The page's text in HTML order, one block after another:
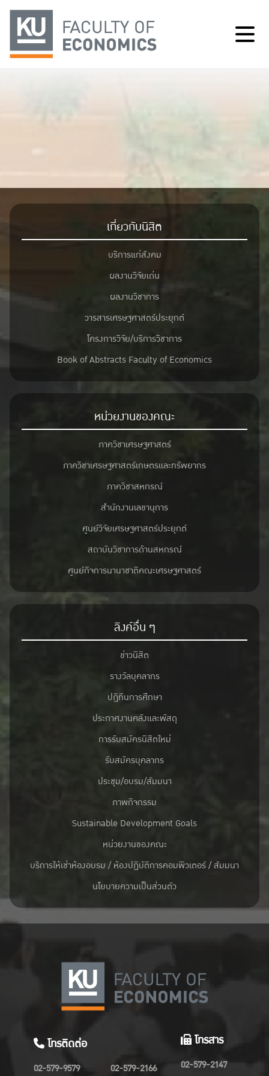
เกี่ยวกับนิสิต
บริการแก่สังคม
ผลงานวิจัยเด่น
ผลงานวิชาการ
วารสารเศรษฐศาสตร์ประยุกต์
โครงการวิจัย/บริการวิชาการ
Book of Abstracts Faculty of Economics
หน่วยงานของคณะ
ภาควิชาเศรษฐศาสตร์
ภาควิชาเศรษฐศาสตร์เกษตรและทรัพยากร
ภาควิชาสหกรณ์
สำนักงานเลขานุการ
ศูนย์วิจัยเศรษฐศาสตร์ประยุกต์
สถาบันวิชาการด้านสหกรณ์
ศูนย์กิจการนานาชาติคณะเศรษฐศาสตร์
ลิงค์อื่น ๆ
ข่าวนิสิต
รางวัลบุคลากร
ปฎิทินการศึกษา
ประกาศงานคลังและพัสดุ
การรับสมัครนิสิตใหม่
รับสมัครบุคลากร
ประชุม/อบรม/สัมมนา
ภาพกิจกรรม
Sustainable Development Goals
หน่วยงานของคณะ
บริการให้เช่าห้องอบรม / ห้องปฏิบัติการคอมพิวเตอร์ / สัมมนา
นโยบายความเป็นส่วนตัว
โทรติดต่อ
02-579-9579 02-579-2166
โทรสาร
02-579-2147